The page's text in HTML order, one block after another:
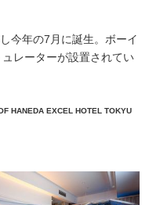
今年の7月に誕生。ボーイ
レーターが設置されてい
HANEDA EXCEL HOTEL TOKYU